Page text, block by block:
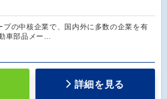
プの中核企業で、国内外に多数の企業を有
車部品メー…
詳細を見る